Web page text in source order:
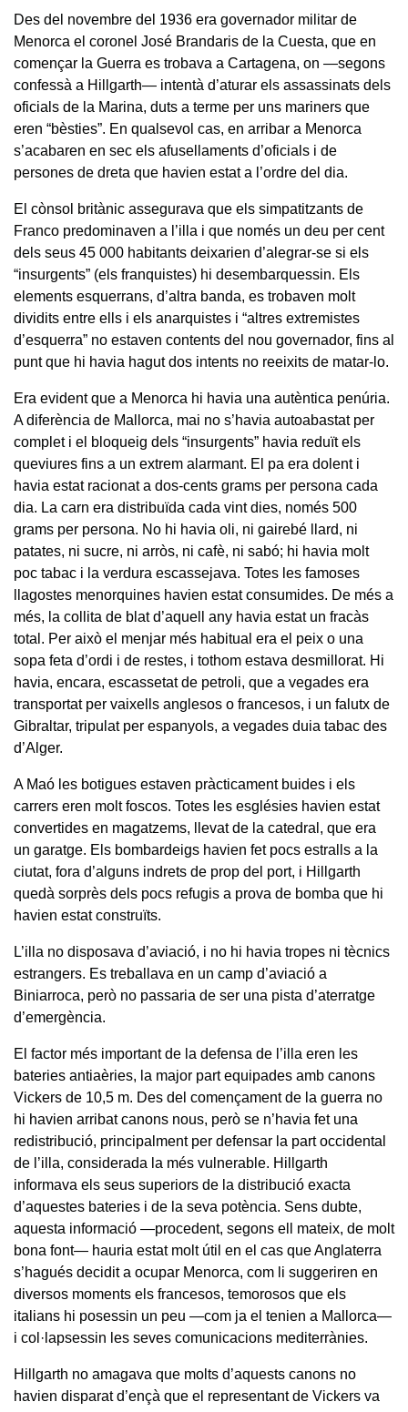
Des del novembre del 1936 era governador militar de
Menorca el coronel José Brandaris de la Cuesta, que en
començar la Guerra es trobava a Cartagena, on —segons
confessà a Hillgarth— intentà d’aturar els assassinats dels
oficials de la Marina, duts a terme per uns mariners que
eren “bèsties”. En qualsevol cas, en arribar a Menorca
s’acabaren en sec els afusellaments d’oficials i de
persones de dreta que havien estat a l’ordre del dia.
El cònsol britànic assegurava que els simpatitzants de
Franco predominaven a l’illa i que només un deu per cent
dels seus 45 000 habitants deixarien d’alegrar-se si els
“insurgents” (els franquistes) hi desembarquessin. Els
elements esquerrans, d’altra banda, es trobaven molt
dividits entre ells i els anarquistes i “altres extremistes
d’esquerra” no estaven contents del nou governador, fins al
punt que hi havia hagut dos intents no reeixits de matar-lo.
Era evident que a Menorca hi havia una autèntica penúria.
A diferència de Mallorca, mai no s’havia autoabastat per
complet i el bloqueig dels “insurgents” havia reduït els
queviures fins a un extrem alarmant. El pa era dolent i
havia estat racionat a dos-cents grams per persona cada
dia. La carn era distribuïda cada vint dies, només 500
grams per persona. No hi havia oli, ni gairebé llard, ni
patates, ni sucre, ni arròs, ni cafè, ni sabó; hi havia molt
poc tabac i la verdura escassejava. Totes les famoses
llagostes menorquines havien estat consumides. De més a
més, la collita de blat d’aquell any havia estat un fracàs
total. Per això el menjar més habitual era el peix o una
sopa feta d’ordi i de restes, i tothom estava desmillorat. Hi
havia, encara, escassetat de petroli, que a vegades era
transportat per vaixells anglesos o francesos, i un falutx de
Gibraltar, tripulat per espanyols, a vegades duia tabac des
d’Alger.
A Maó les botigues estaven pràcticament buides i els
carrers eren molt foscos. Totes les esglésies havien estat
convertides en magatzems, llevat de la catedral, que era
un garatge. Els bombardeigs havien fet pocs estralls a la
ciutat, fora d’alguns indrets de prop del port, i Hillgarth
quedà sorprès dels pocs refugis a prova de bomba que hi
havien estat construïts.
L’illa no disposava d’aviació, i no hi havia tropes ni tècnics
estrangers. Es treballava en un camp d’aviació a
Biniarroca, però no passaria de ser una pista d’aterratge
d’emergència.
El factor més important de la defensa de l’illa eren les
bateries antiaèries, la major part equipades amb canons
Vickers de 10,5 m. Des del començament de la guerra no
hi havien arribat canons nous, però se n’havia fet una
redistribució, principalment per defensar la part occidental
de l’illa, considerada la més vulnerable. Hillgarth
informava els seus superiors de la distribució exacta
d’aquestes bateries i de la seva potència. Sens dubte,
aquesta informació —procedent, segons ell mateix, de molt
bona font— hauria estat molt útil en el cas que Anglaterra
s’hagués decidit a ocupar Menorca, com li suggeriren en
diversos moments els francesos, temorosos que els
italians hi posessin un peu —com ja el tenien a Mallorca—
i col·lapsessin les seves comunicacions mediterrànies.
Hillgarth no amagava que molts d’aquests canons no
havien disparat d’ençà que el representant de Vickers va